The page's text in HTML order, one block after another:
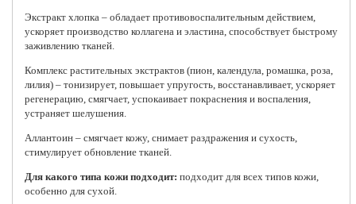
Экстракт хлопка – обладает противовоспалительным действием,
ускоряет производство коллагена и эластина, способствует быстрому
заживлению тканей.
Комплекс растительных экстрактов (пион, календула, ромашка, роза,
лилия) – тонизирует, повышает упругость, восстанавливает, ускоряет
регенерацию, смягчает, успокаивает покраснения и воспаления,
устраняет шелушения.
Аллантоин – смягчает кожу, снимает раздражения и сухость,
стимулирует обновление тканей.
Для какого типа кожи подходит: подходит для всех типов кожи,
особенно для сухой.